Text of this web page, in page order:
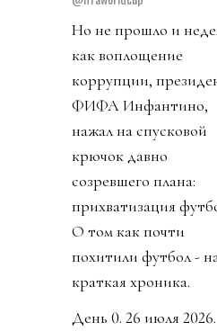
дискриминация
сборной Ирана,
возмутительные
нарушения правил
футбола (Балогун),
беспредел властей,
пересечение всех
границ порядочности.